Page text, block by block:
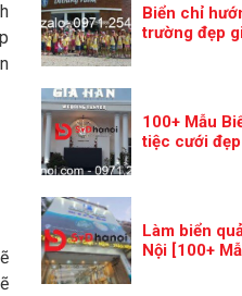
Biển chỉ
trường đẹp
100+ Mẫu
tiệc cưới
Làm biển
Nội [100+